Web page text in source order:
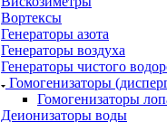
Вортексы
Генераторы азота
Генераторы воздуха
Генераторы чистого
Гомогенизаторы
Гомогенизаторы
Деионизаторы воды